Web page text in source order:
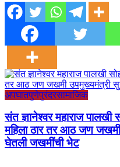
अपघातपुणेपुरंदरसामाजिक
संत ज्ञानेश्वर महाराज पालखी
महिला ठार तर आठ जण जखमी
घेतली जखमींची भेट